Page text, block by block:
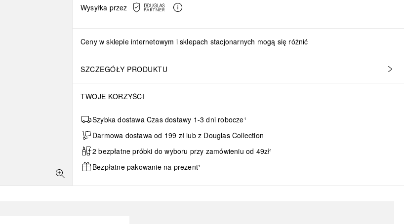
Wysyłka przez
Ceny w sklepie internetowym i sklepach stacjonarnych mogą się różnić
SZCZEGÓŁY PRODUKTU
TWOJE KORZYŚCI
Szybka dostawa Czas dostawy 1-3 dni robocze¹
Darmowa dostawa od 199 zł lub z Douglas Collection
2 bezpłatne próbki do wyboru przy zamówieniu od 49zł¹
Bezpłatne pakowanie na prezent¹